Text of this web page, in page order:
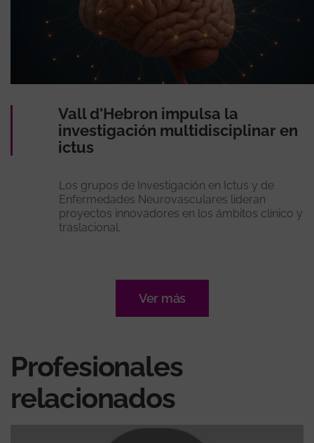
Vall d'Hebron impulsa la
investigación multidisciplinar en
ictus
Los grupos de Investigación en Ictus y de
Enfermedades Neurovasculares lideran
proyectos innovadores en los ámbitos clínico y
traslacional.
Ver más
Profesionales
relacionados